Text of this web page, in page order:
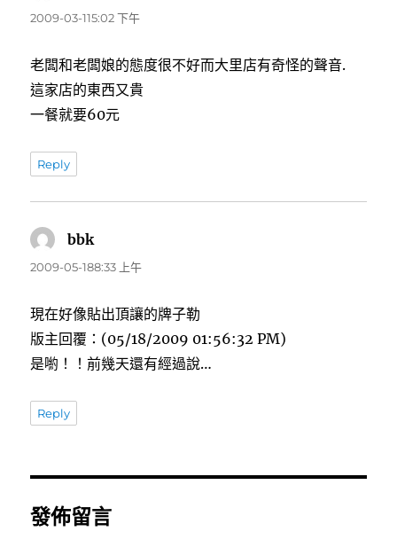
示:
2009-03-115:02 下午
老闆和老闆娘的態度很不好而大里店有奇怪的聲音.
這家店的東西又貴
一餐就要60元
Reply
bbk
示:
2009-05-188:33 上午
現在好像貼出頂讓的牌子勒
版主回覆：(05/18/2009 01:56:32 PM)
是喲！！前幾天還有經過說…
Reply
發佈留言